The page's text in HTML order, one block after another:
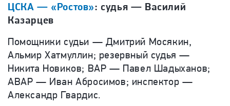
ЦСКА — «Ростов»: судья — Василий
Казарцев
Помощники судьи — Дмитрий Мосякин,
Альмир Хатмуллин; резервный судья —
Никита Новиков; ВАР — Павел Шадыханов;
АВАР — Иван Абросимов; инспектор —
Александр Гвардис.